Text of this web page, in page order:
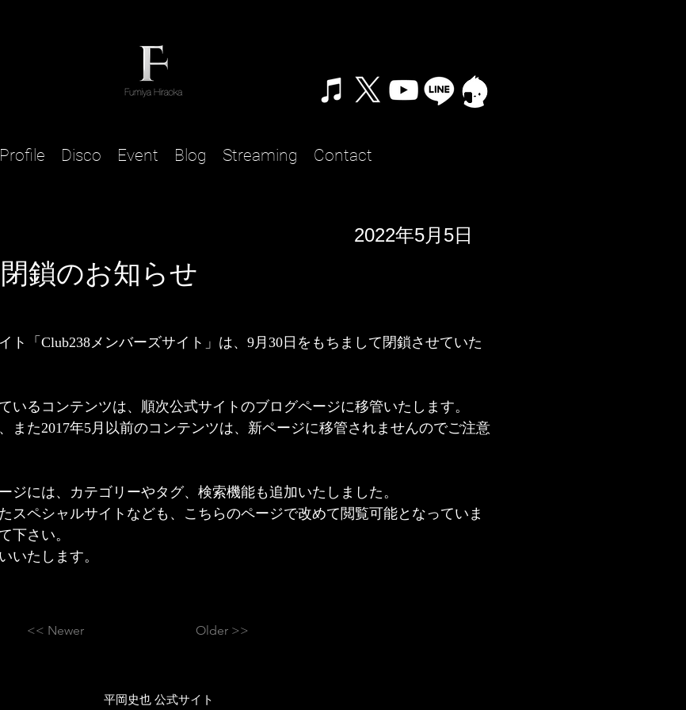
Profile Disco Event Blog Streaming Contact
2022年5月5日
鎖のお知らせ
ト「Club238メンバーズサイト」は、9月30日をもちまして閉鎖させていた
いるコンテンツは、順次公式サイトのブログページに移管いたします。
また2017年5月以前のコンテンツは、新ページに移管されませんのでご注意
ジには、カテゴリーやタグ、検索機能も追加いたしました。
スペシャルサイトなども、こちらのページで改めて閲覧可能となっていま
下さい。
いたします。
<< Newer Older >>
​平岡史也 公式サイト